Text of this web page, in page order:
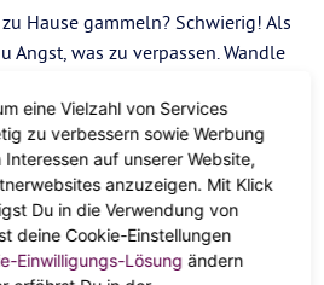
Hause gammeln? Schwierig! Als
Angst, was zu verpassen. Wandle
den Tag zu leben kann viel
Events zusammen.
Den Satz denkst du dir als
eine Vielzahl von Services
zu verbessern sowie Werbung
auf unserer Website,
anzuzeigen. Mit Klick
Du in die Verwendung von
deine Cookie-Einstellungen
Einwilligungs-Lösung ändern